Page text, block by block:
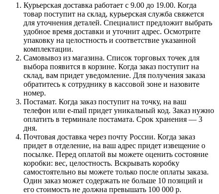
Курьерская доставка работает с 9.00 до 19.00. Когда
товар поступит на склад, курьерская служба свяжется
для уточнения деталей. Специалист предложит выбрать
удобное время доставки и уточнит адрес. Осмотрите
упаковку на целостность и соответствие указанной
комплектации.
Самовывоз из магазина. Список торговых точек для
выбора появится в корзине. Когда заказ поступит на
склад, вам придет уведомление. Для получения заказа
обратитесь к сотруднику в кассовой зоне и назовите
номер.
Постамат. Когда заказ поступит на точку, на ваш
телефон или e-mail придет уникальный код. Заказ нужно
оплатить в терминале постамата. Срок хранения — 3
дня.
Почтовая доставка через почту России. Когда заказ
придет в отделение, на ваш адрес придет извещение о
посылке. Перед оплатой вы можете оценить состояние
коробки: вес, целостность. Вскрывать коробку
самостоятельно вы можете только после оплаты заказа.
Один заказ может содержать не больше 10 позиций и
его стоимость не должна превышать 100 000 р.